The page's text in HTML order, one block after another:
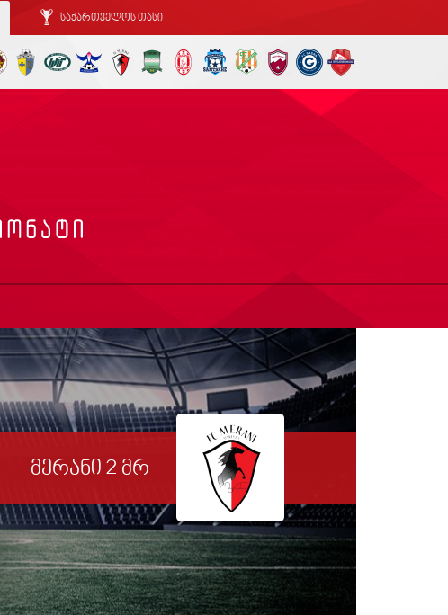
საქართველოს თასი
მერანი 2 მრ